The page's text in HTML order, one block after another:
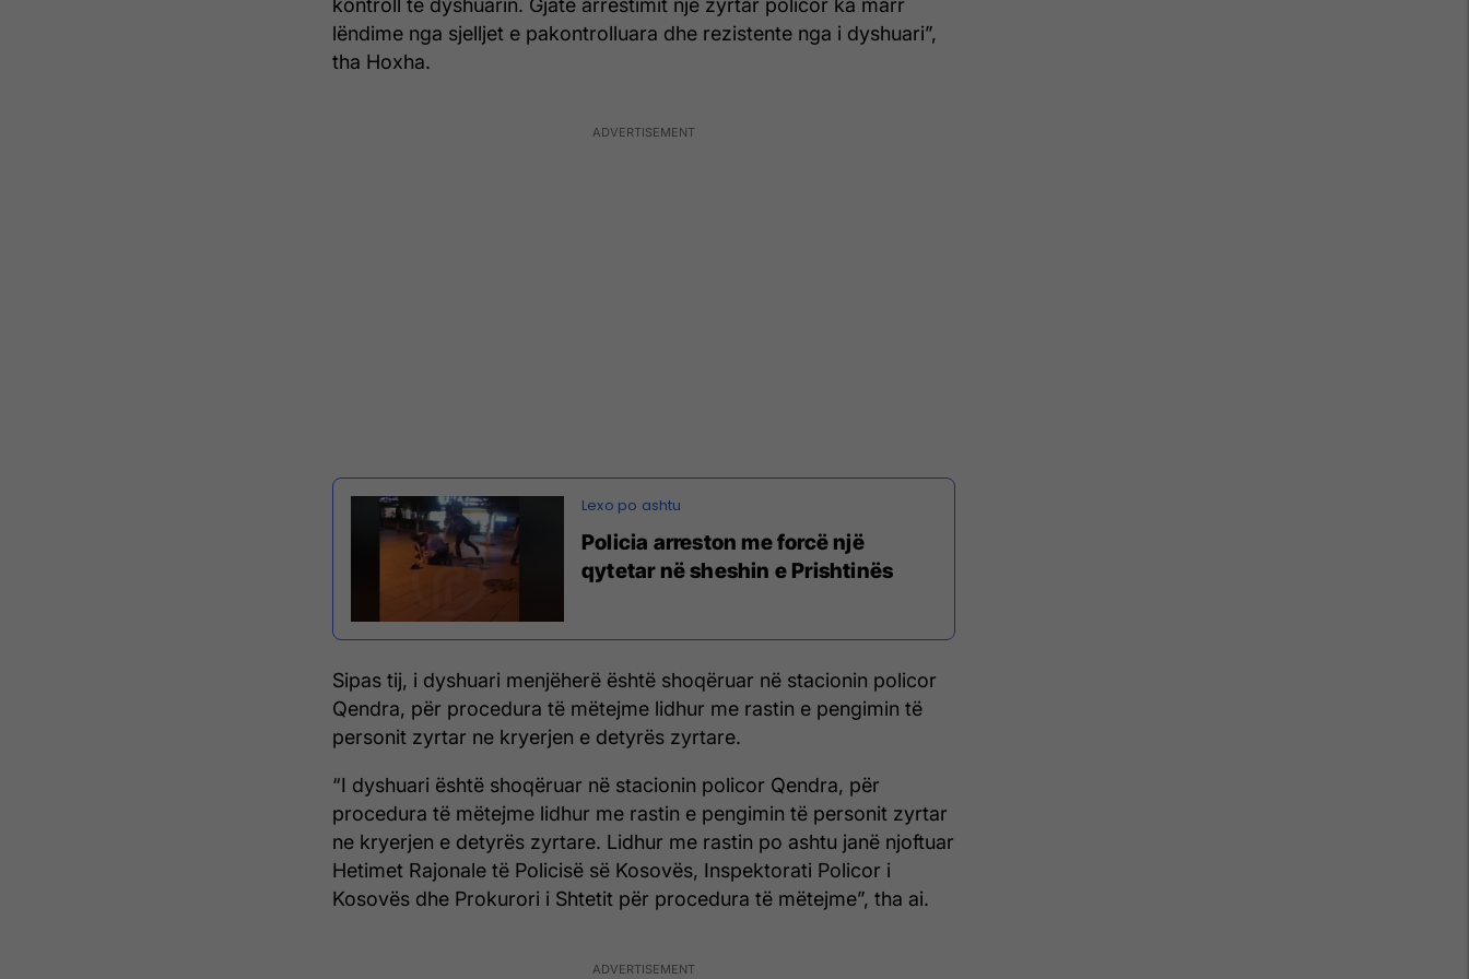
kontroll të dyshuarin. Gjatë arrestimit një zyrtar policor ka marr
lëndime nga sjelljet e pakontrolluara dhe rezistente nga i dyshuari”,
tha Hoxha.
Policia arreston me forcë një
qytetar në sheshin e Prishtinës
Sipas tij, i dyshuari menjëherë është shoqëruar në stacionin policor
Qendra, për procedura të mëtejme lidhur me rastin e pengimin të
personit zyrtar ne kryerjen e detyrës zyrtare.
“I dyshuari është shoqëruar në stacionin policor Qendra, për
procedura të mëtejme lidhur me rastin e pengimin të personit zyrtar
ne kryerjen e detyrës zyrtare. Lidhur me rastin po ashtu janë njoftuar
Hetimet Rajonale të Policisë së Kosovës, Inspektorati Policor i
Kosovës dhe Prokurori i Shtetit për procedura të mëtejme”, tha ai.